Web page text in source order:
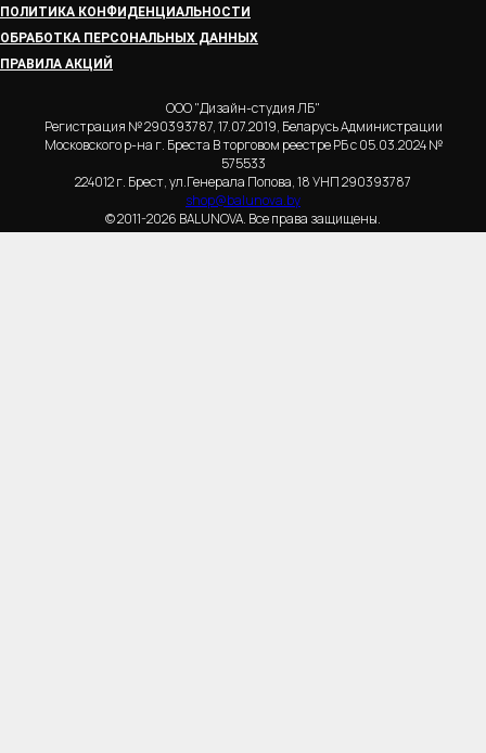
ПОЛИТИКА КОНФИДЕНЦИАЛЬНОСТИ
ОБРАБОТКА ПЕРСОНАЛЬНЫХ ДАННЫХ
ПРАВИЛА АКЦИЙ
ООО "Дизайн-студия ЛБ"
Регистрация № 290393787, 17.07.2019, Беларусь Администрации
Московского р-на г. Бреста В торговом реестре РБ с 05.03.2024 №
575533
224012 г. Брест, ул.Генерала Попова, 18 УНП 290393787
shop@balunova.by
© 2011-2026 BALUNOVA. Все права защищены.